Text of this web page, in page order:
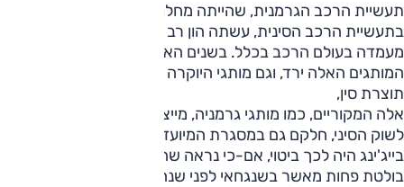
תעשיית הרכב הגרמנית, שהייתה מחלוצות הפעילות הזרה
בתעשיית הרכב הסינית, עשתה הון רב בפעילות הזאת, גם בזכות
מעמדה בעולם הרכב בכלל. בשנים האחרונות היקף המכירות של
המותגים האלה ירד, וגם מותגי היוקרה מאותגרים על-ידי מיטב
תוצרת סין,
אלה המקוריים, כמו מותגי גרמניה, מייצרים דגמים מותאמים
לשוק הסיני, חלקם גם במסגרת המיועדת רק לשם. בתערוכה
בייג'ינג היה לכך ביטוי, אם-כי נראה שהתצוגה הזאת הייתה
בולטת פחות מאשר בשנגחאי לפני שנה.